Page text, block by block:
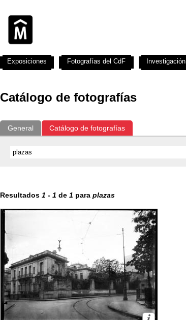
Catálogo de fotografías
General Catálogo de fotografías
Resultados 1 - 1 de 1 para plazas
Exposiciones Fotografías del CdF Investigación